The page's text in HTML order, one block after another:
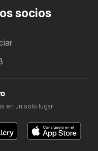
socios
en un solo lugar